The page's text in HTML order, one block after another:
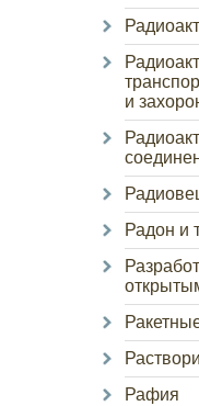
и
Радон и
Рафия